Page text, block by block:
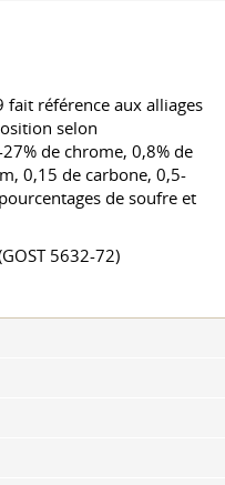
fait référence aux alliages
selon
de chrome, 0,8% de
0,15 de carbone, 0,5-
de soufre et
5632-72)